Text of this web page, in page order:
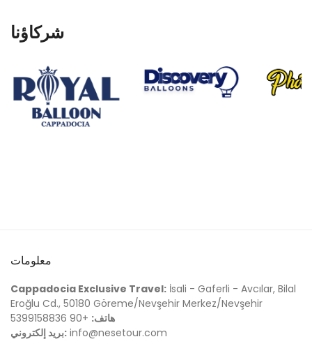
شركاؤنا
معلومات
Cappadocia Exclusive Travel: İsali - Gaferli - Avcılar, Bilal
Eroğlu Cd., 50180 Göreme/Nevşehir Merkez/Nevşehir
هاتف: +90 5399158836
بريد إلكتروني: info@nesetour.com